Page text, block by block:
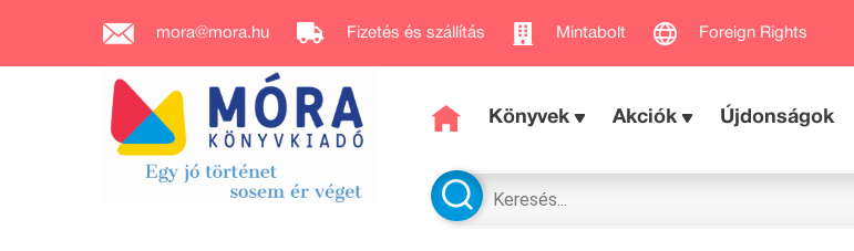
mora@mora.hu Fizetés és szállítás Mintabolt Foreign Rights
Könyvek Akciók Újdonságok